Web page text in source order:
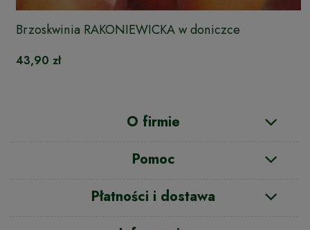
Brzoskwinia RAKONIEWICKA w doniczce
43,90 zł
O firmie
Pomoc
Płatności i dostawa